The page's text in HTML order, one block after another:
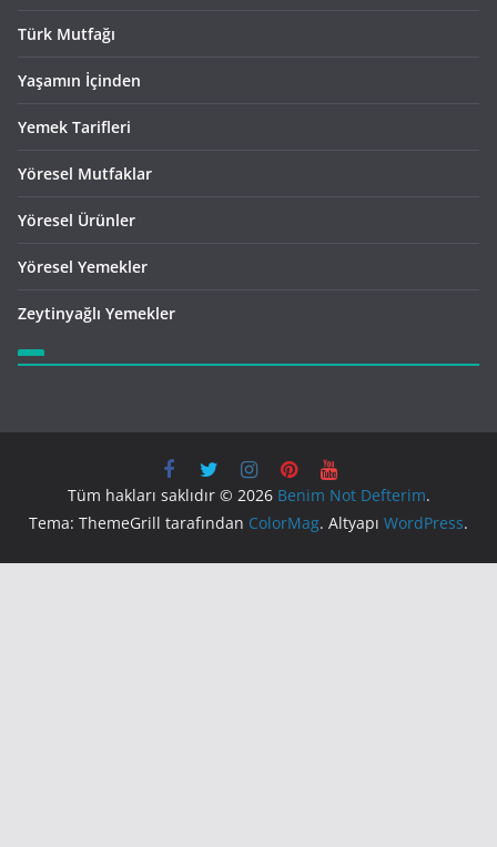
Türk Mutfağı
Yaşamın İçinden
Yemek Tarifleri
Yöresel Mutfaklar
Yöresel Ürünler
Yöresel Yemekler
Zeytinyağlı Yemekler
Tüm hakları saklıdır © 2026 Benim Not Defterim.
Tema: ThemeGrill tarafından ColorMag. Altyapı WordPress.